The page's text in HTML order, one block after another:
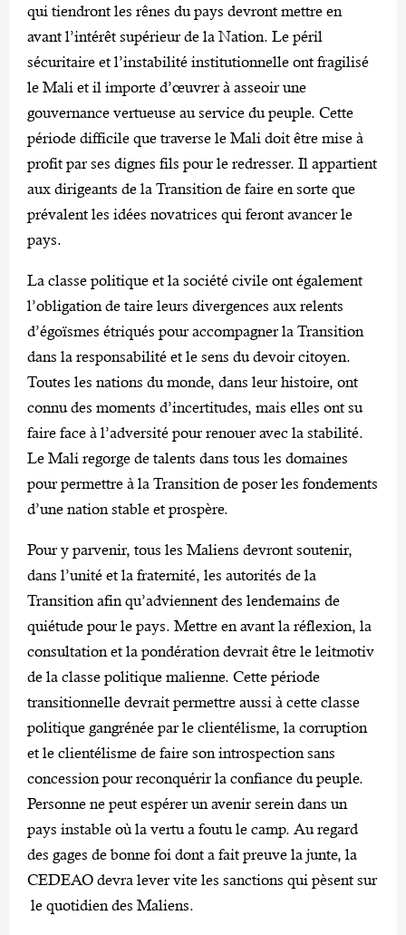
qui tiendront les rênes du pays devront mettre en
avant l’intérêt supérieur de la Nation. Le péril
sécuritaire et l’instabilité institutionnelle ont fragilisé
le Mali et il importe d’œuvrer à asseoir une
gouvernance vertueuse au service du peuple. Cette
période difficile que traverse le Mali doit être mise à
profit par ses dignes fils pour le redresser. Il appartient
aux dirigeants de la Transition de faire en sorte que
prévalent les idées novatrices qui feront avancer le
pays.
La classe politique et la société civile ont également
l’obligation de taire leurs divergences aux relents
d’égoïsmes étriqués pour accompagner la Transition
dans la responsabilité et le sens du devoir citoyen.
Toutes les nations du monde, dans leur histoire, ont
connu des moments d’incertitudes, mais elles ont su
faire face à l’adversité pour renouer avec la stabilité.
Le Mali regorge de talents dans tous les domaines
pour permettre à la Transition de poser les fondements
d’une nation stable et prospère.
Pour y parvenir, tous les Maliens devront soutenir,
dans l’unité et la fraternité, les autorités de la
Transition afin qu’adviennent des lendemains de
quiétude pour le pays. Mettre en avant la réflexion, la
consultation et la pondération devrait être le leitmotiv
de la classe politique malienne. Cette période
transitionnelle devrait permettre aussi à cette classe
politique gangrénée par le clientélisme, la corruption
et le clientélisme de faire son introspection sans
concession pour reconquérir la confiance du peuple.
Personne ne peut espérer un avenir serein dans un
pays instable où la vertu a foutu le camp. Au regard
des gages de bonne foi dont a fait preuve la junte, la
CEDEAO devra lever vite les sanctions qui pèsent sur
le quotidien des Maliens.